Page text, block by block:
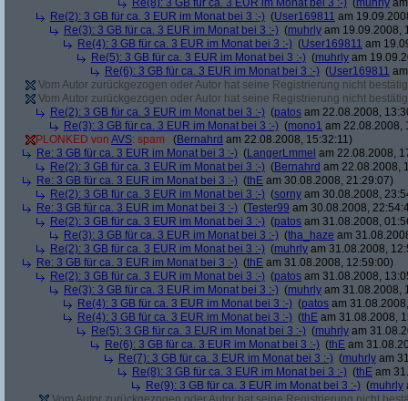
Re(8): 3 GB für ca. 3 EUR im Monat bei 3 :-) (muhrly
Re(2): 3 GB für ca. 3 EUR im Monat bei 3 :-) (User169811 am
Re(3): 3 GB für ca. 3 EUR im Monat bei 3 :-) (muhrly am 19.09.2008,
Re(4): 3 GB für ca. 3 EUR im Monat bei 3 :-) (User169811 am
Re(5): 3 GB für ca. 3 EUR im Monat bei 3 :-) (muhrly am
Re(6): 3 GB für ca. 3 EUR im Monat bei 3 :-) (User169811
Vom Autor zurückgezogen oder Autor hat seine Registrierung nicht
Vom Autor zurückgezogen oder Autor hat seine Registrierung nicht
Re(2): 3 GB für ca. 3 EUR im Monat bei 3 :-) (patos am 22.08.2008,
Re(3): 3 GB für ca. 3 EUR im Monat bei 3 :-) (mono1 am 22.08.2008,
PLONKED von AVS: spam (Bernahrd am 22.08.2008, 15:32:11)
Re: 3 GB für ca. 3 EUR im Monat bei 3 :-) (LangerLmmel am 22.08.2008,
Re(2): 3 GB für ca. 3 EUR im Monat bei 3 :-) (Bernahrd am 22.08.2008,
Re: 3 GB für ca. 3 EUR im Monat bei 3 :-) (thE am 30.08.2008, 21:29:07)
Re(2): 3 GB für ca. 3 EUR im Monat bei 3 :-) (sorny am 30.08.2008,
Re: 3 GB für ca. 3 EUR im Monat bei 3 :-) (Tester99 am 30.08.2008,
Re(2): 3 GB für ca. 3 EUR im Monat bei 3 :-) (patos am 31.08.2008,
Re(3): 3 GB für ca. 3 EUR im Monat bei 3 :-) (tha_haze am
Re(2): 3 GB für ca. 3 EUR im Monat bei 3 :-) (muhrly am 31.08.2008,
Re: 3 GB für ca. 3 EUR im Monat bei 3 :-) (thE am 31.08.2008, 12:59:00)
Re(2): 3 GB für ca. 3 EUR im Monat bei 3 :-) (patos am 31.08.2008,
Re(3): 3 GB für ca. 3 EUR im Monat bei 3 :-) (muhrly am 31.08.2008,
Re(4): 3 GB für ca. 3 EUR im Monat bei 3 :-) (patos am
Re(4): 3 GB für ca. 3 EUR im Monat bei 3 :-) (thE am 31.08.2008,
Re(5): 3 GB für ca. 3 EUR im Monat bei 3 :-) (muhrly am
Re(6): 3 GB für ca. 3 EUR im Monat bei 3 :-) (thE am
Re(7): 3 GB für ca. 3 EUR im Monat bei 3 :-) (muhrly am
Re(8): 3 GB für ca. 3 EUR im Monat bei 3 :-) (thE am
Re(9): 3 GB für ca. 3 EUR im Monat bei 3 :-) (muhrly